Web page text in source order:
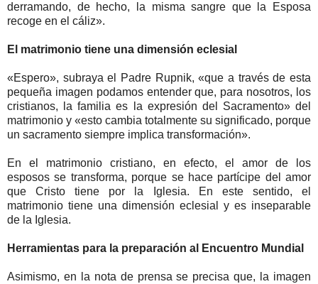
derramando, de hecho, la misma sangre que la Esposa
recoge en el cáliz».
El matrimonio tiene una dimensión eclesial
«Espero», subraya el Padre Rupnik, «que a través de esta
pequeña imagen podamos entender que, para nosotros, los
cristianos, la familia es la expresión del Sacramento» del
matrimonio y «esto cambia totalmente su significado, porque
un sacramento siempre implica transformación».
En el matrimonio cristiano, en efecto, el amor de los
esposos se transforma, porque se hace partícipe del amor
que Cristo tiene por la Iglesia. En este sentido, el
matrimonio tiene una dimensión eclesial y es inseparable
de la Iglesia.
Herramientas para la preparación al Encuentro Mundial
Asimismo, en la nota de prensa se precisa que, la imagen